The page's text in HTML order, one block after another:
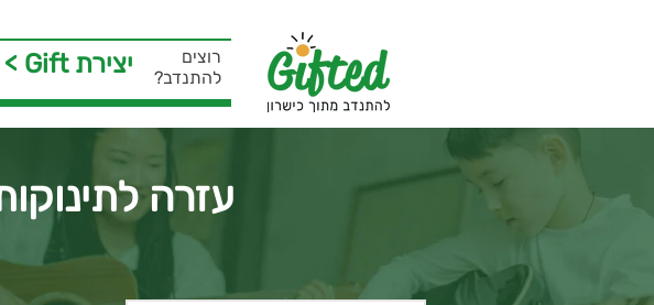
< Gift יצירת
רוצים
להתנדב?
עזרה לתינוקות